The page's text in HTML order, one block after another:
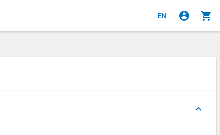
EN account_circle shopping_cart
keyboard_arrow_up